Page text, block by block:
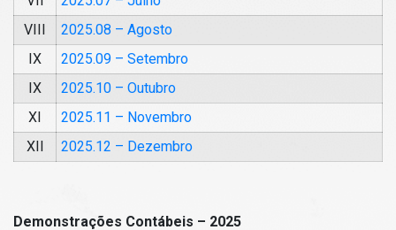
VIII
2025.08 – Agosto
IX
2025.09 – Setembro
IX
2025.10 – Outubro
XI
2025.11 – Novembro
XII
2025.12 – Dezembro
Demonstrações Contábeis – 2025